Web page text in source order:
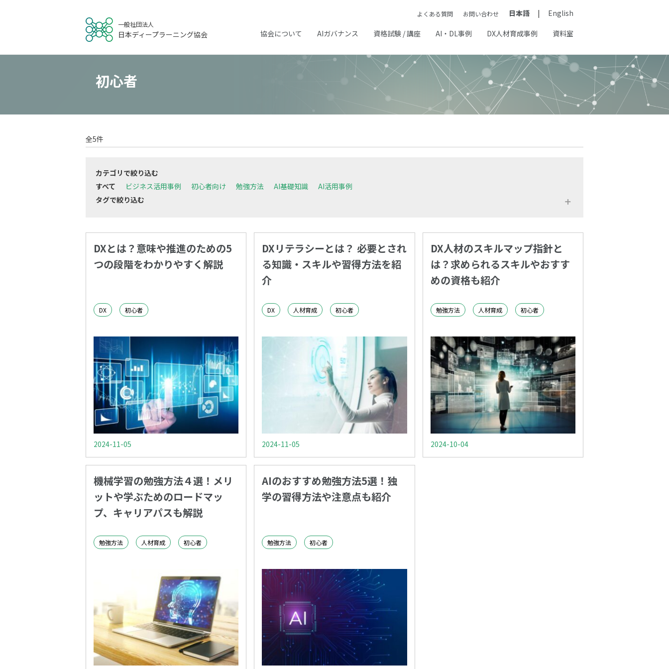
一般社団法人
日本ディープラーニング協会
よくある質問 お問い合わせ 日本語 English
協会について AIガバナンス 資格試験 / 講座 AI・DL事例 DX人材育成事例 資料室
初心者
全5件
カテゴリで絞り込む
すべて
ビジネス活用事例 初心者向け 勉強方法 AI基礎知識
AI活用事例
タグで絞り込む
DXとは？意味や推進のための5
つの段階をわかりやすく解説
DX 初心者
2024-11-05
DXリテラシーとは？ 必要とされ
る知識・スキルや習得方法を紹
介
DX 人材育成 初心者
2024-11-05
DX人材のスキルマップ指針と
は？求められるスキルやおすす
めの資格も紹介
勉強方法 人材育成 初心者
2024-10-04
機械学習の勉強方法４選！メリ
ットや学ぶためのロードマッ
プ、キャリアパスも解説
勉強方法 人材育成 初心者
AIのおすすめ勉強方法5選！独
学の習得方法や注意点も紹介
勉強方法 初心者